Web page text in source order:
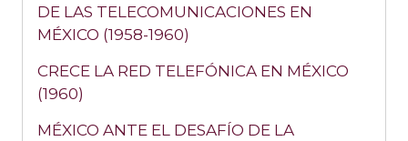
DE LAS TELECOMUNICACIONES EN
MÉXICO (1958-1960)
CRECE LA RED TELEFÓNICA EN MÉXICO
(1960)
MÉXICO ANTE EL DESAFÍO DE LA